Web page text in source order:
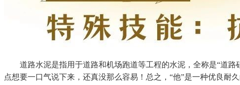
道路水泥是指用于道路和机场跑道等工程的水泥，全称是“道路
点想要一口气说下来，还真没那么容易！总之，“他”是一种优良耐久